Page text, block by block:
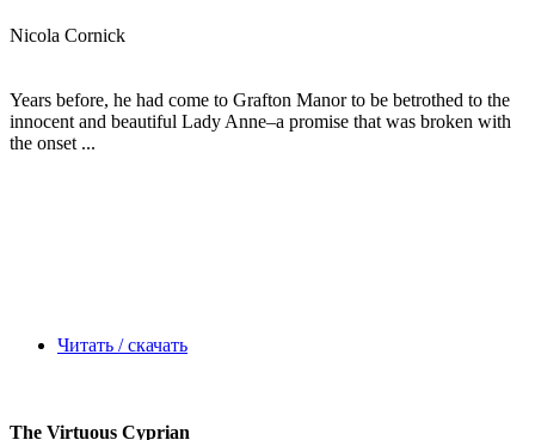
Nicola Cornick
Years before, he had come to Grafton Manor to be betrothed to the
innocent and beautiful Lady Anne–a promise that was broken with
the onset ...
Читать / скачать
The Virtuous Cyprian